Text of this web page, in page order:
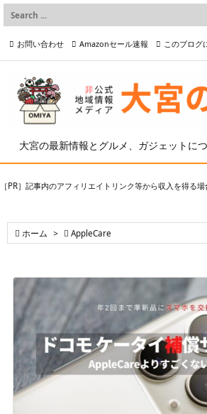
大宮の最新情報とグルメ、ガジェットに
お問い合わせ Amazonセール速報 このブログ
プライバシーポリシー等
［PR］記事内のアフィリエイトリンク等から収入を得る
 ホーム >  AppleCare